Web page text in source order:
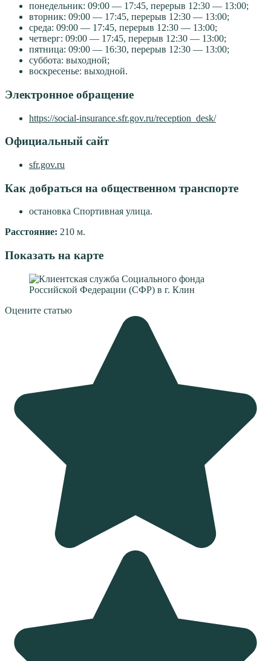
понедельник: 09:00 — 17:45, перерыв 12:30 — 13:00;
вторник: 09:00 — 17:45, перерыв 12:30 — 13:00;
среда: 09:00 — 17:45, перерыв 12:30 — 13:00;
четверг: 09:00 — 17:45, перерыв 12:30 — 13:00;
пятница: 09:00 — 16:30, перерыв 12:30 — 13:00;
суббота: выходной;
воскресенье: выходной.
Электронное обращение
https://social-insurance.sfr.gov.ru/reception_desk/
Официальный сайт
sfr.gov.ru
Как добраться на общественном транспорте
остановка Спортивная улица.
Расстояние: 210 м.
Показать на карте
Оцените статью